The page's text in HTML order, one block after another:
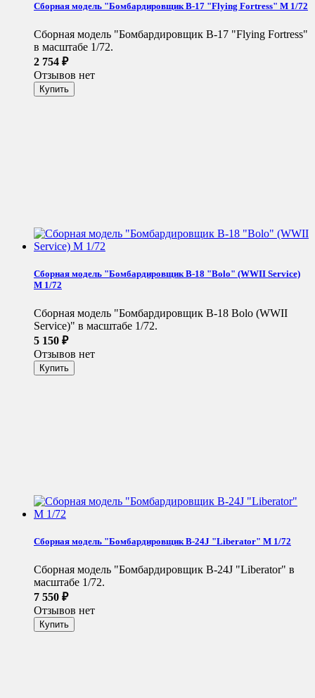
Сборная модель "Бомбардировщик B-17 "Flying Fortress" М 1/72
Сборная модель "Бомбардировщик B-17 "Flying Fortress"
в масштабе 1/72.
2 754 ₽
Отзывов нет
Сборная модель "Бомбардировщик B-18 "Bolo" (WWII Service)
М 1/72
Сборная модель "Бомбардировщик B-18 Bolo (WWII
Service)" в масштабе 1/72.
5 150 ₽
Отзывов нет
Сборная модель "Бомбардировщик B-24J "Liberator" М 1/72
Сборная модель "Бомбардировщик B-24J "Liberator" в
масштабе 1/72.
7 550 ₽
Отзывов нет